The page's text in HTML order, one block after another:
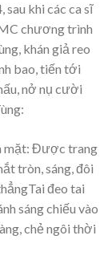
khi các ca sĩ
chương trình
khán giả reo
bao, tiến tới
nở nụ cười
mặt: Được trang
tròn, sáng, đôi
đeo tai
sáng chiếu vào
chẻ ngôi thời